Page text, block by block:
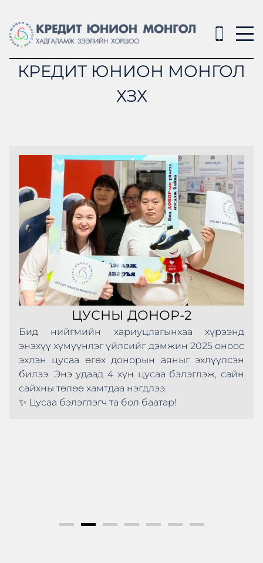
КРЕДИТ ЮНИОН МОНГОЛ
ХЗХ
ЦУСНЫ ДОНОР-2
Бид нийгмийн хариуцлагынхаа хүрээнд
энэхүү хүмүүнлэг үйлсийг дэмжин 2025 оноос
эхлэн цусаа өгөх донорын аяныг эхлүүлсэн
билээ. Энэ удаад 4 хүн цусаа бэлэглэж, сайн
сайхны төлөө хамтдаа нэгдлээ.
✨ Цусаа бэлэглэгч та бол баатар!